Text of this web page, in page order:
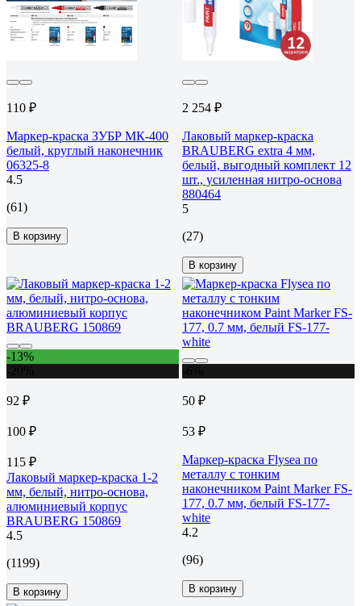
110 ₽
Маркер-краска ЗУБР МК-400
белый, круглый наконечник
06325-8
4.5
(61)
В корзину
2 254 ₽
Лаковый маркер-краска
BRAUBERG extra 4 мм,
белый, выгодный комплект 12
шт., усиленная нитро-основа
880464
5
(27)
В корзину
-13%
92 ₽
100 ₽
115 ₽
Лаковый маркер-краска 1-2
мм, белый, нитро-основа,
алюминиевый корпус
BRAUBERG 150869
4.5
(1199)
В корзину
50 ₽
53 ₽
Маркер-краска Flysea по
металлу с тонким
наконечником Paint Marker FS-
177, 0.7 мм, белый FS-177-
white
4.2
(96)
В корзину